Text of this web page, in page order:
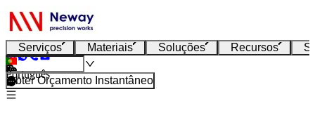
Serviços Materiais Soluções Recursos
Português
Obter Orçamento Instantâneo